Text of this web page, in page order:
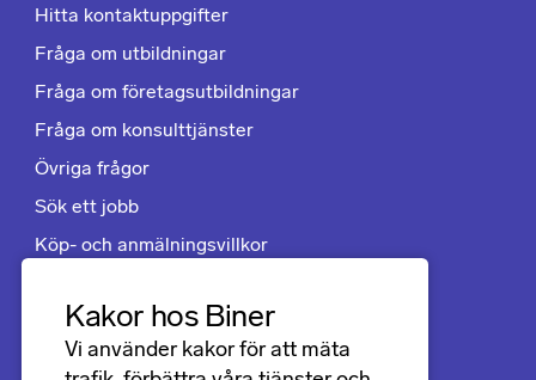
Kakor hos Biner
Vi använder kakor för att mäta
Hitta kontaktuppgifter
Fråga om utbildningar
Fråga om företagsutbildningar
Fråga om konsulttjänster
Övriga frågor
Sök ett jobb
Köp- och anmälningsvillkor
Följ oss
LinkedIn